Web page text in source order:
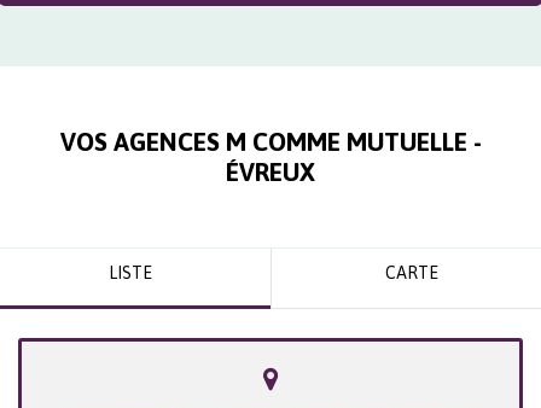
VOS AGENCES M COMME MUTUELLE -
ÉVREUX
LISTE CARTE